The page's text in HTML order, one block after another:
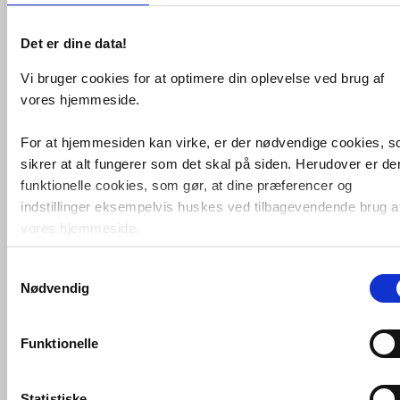
Det er dine data!
Vi bruger cookies for at optimere din oplevelse ved brug af
vores hjemmeside.
For at hjemmesiden kan virke, er der nødvendige cookies,
sikrer at alt fungerer som det skal på siden. Herudover er
funktionelle cookies, som gør, at dine præferencer og
indstillinger eksempelvis huskes ved tilbagevendende brug
vores hjemmeside.
Foruden nødvendige og funktionelle cookies er der
cookies. Disse bruger vi bl.a. til at måle trafik, omsætning,
marketingcookies, som vi bruger til at målrette vores
markedsføring med henblik på annonceindhold, som giver
Nødvendig
Funktionelle
Levering 1-2 dage
84,- Køb